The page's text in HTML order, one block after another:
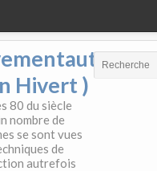
Hivert )
80 du siècle
nombre de
se sont vues
de
autrefois